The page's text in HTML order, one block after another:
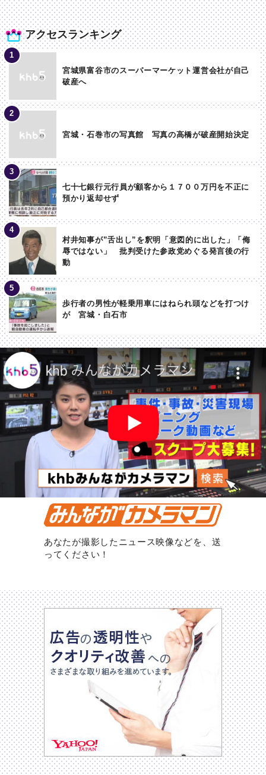
アクセスランキング
宮城県富谷市のスーパーマーケット運営会社が自己
破産へ
宮城・石巻市の写真館 写真の高橋が破産開始決定
七十七銀行元行員が顧客から１７００万円を不正に
預かり返却せず
村井知事が”舌出し”を釈明「意図的に出した」「侮
辱ではない」 批判受けた参政党めぐる発言後の行
動
歩行者の男性が軽乗用車にはねられ頭などを打つけ
が 宮城・白石市
あなたが撮影したニュース映像などを、送
ってください！